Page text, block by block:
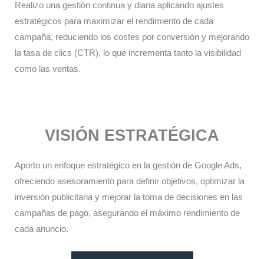
Realizo una gestión continua y diaria aplicando ajustes
estratégicos para maximizar el rendimiento de cada
campaña, reduciendo los costes por conversión y mejorando
la tasa de clics (CTR), lo que incrementa tanto la visibilidad
como las ventas.​
VISIÓN ESTRATÉGICA
Aporto un enfoque estratégico en la gestión de Google Ads,
ofreciendo asesoramiento para definir objetivos, optimizar la
inversión publicitaria y mejorar la toma de decisiones en las
campañas de pago, asegurando el máximo rendimiento de
cada anuncio.​